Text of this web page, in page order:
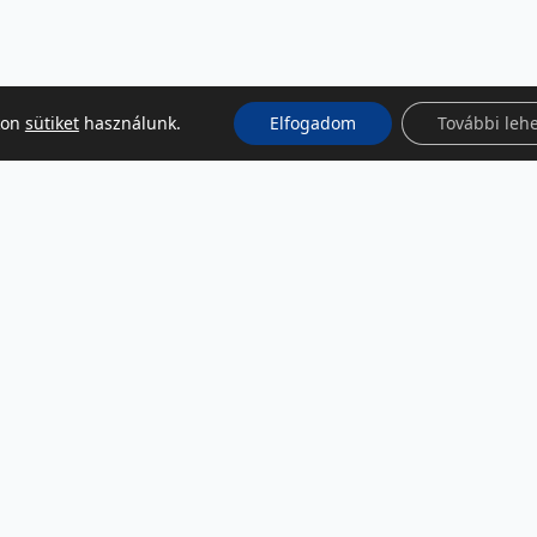
sütikethasználunk. Elfogadom További